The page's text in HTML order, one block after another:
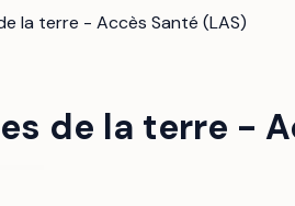
la terre - Accès Santé (LAS)
de la terre -